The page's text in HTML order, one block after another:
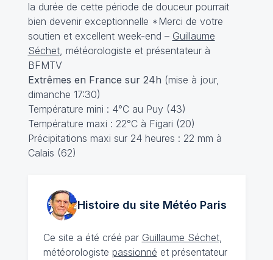
la durée de cette période de douceur pourrait
bien devenir exceptionnelle *Merci de votre
soutien et excellent week-end – Guillaume
Séchet, météorologiste et présentateur à
BFMTV
Extrêmes en France sur 24h (mise à jour,
dimanche 17:30)
Température mini : 4°C au Puy (43)
Température maxi : 22°C à Figari (20)
Précipitations maxi sur 24 heures : 22 mm à
Calais (62)
Histoire du site MétéoParis
Ce site a été créé par Guillaume Séchet,
météorologiste passionné et présentateur